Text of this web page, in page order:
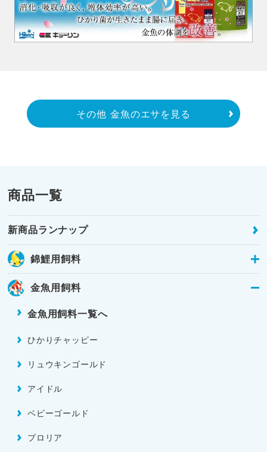
その他 金魚のエサを見る
商品一覧
新商品ランナップ
錦鯉用飼料
金魚用飼料
金魚用飼料一覧へ
ひかりチャッピー
リュウキンゴールド
アイドル
ベビーゴールド
プロリア